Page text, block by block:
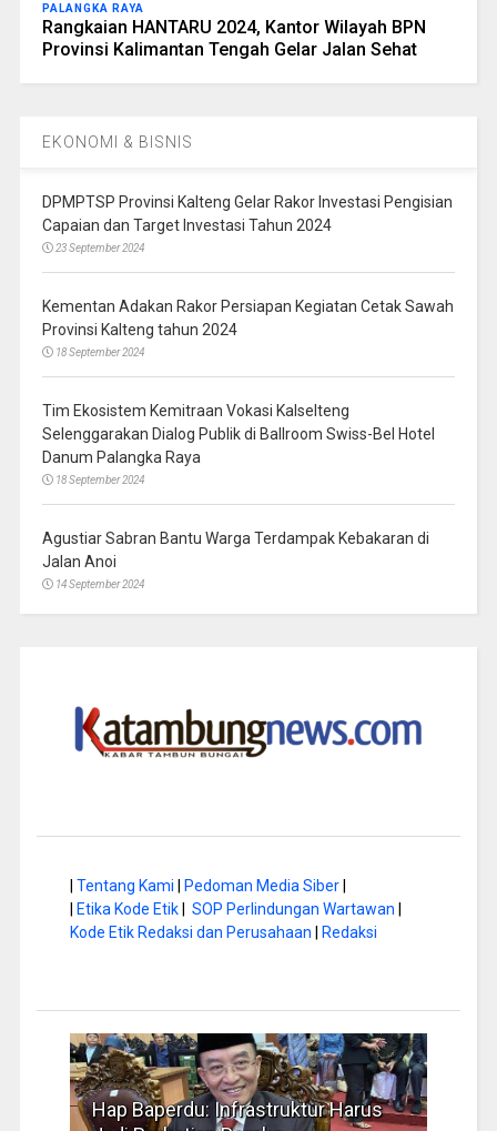
PALANGKA RAYA
Rangkaian HANTARU 2024, Kantor Wilayah BPN
Provinsi Kalimantan Tengah Gelar Jalan Sehat
EKONOMI & BISNIS
DPMPTSP Provinsi Kalteng Gelar Rakor Investasi Pengisian
Capaian dan Target Investasi Tahun 2024
23 September 2024
Kementan Adakan Rakor Persiapan Kegiatan Cetak Sawah
Provinsi Kalteng tahun 2024
18 September 2024
Tim Ekosistem Kemitraan Vokasi Kalselteng
Selenggarakan Dialog Publik di Ballroom Swiss-Bel Hotel
Danum Palangka Raya
18 September 2024
Agustiar Sabran Bantu Warga Terdampak Kebakaran di
Jalan Anoi
14 September 2024
| Tentang Kami | Pedoman Media Siber|
| Etika Kode Etik| SOP Perlindungan Wartawan |
Kode Etik Redaksi dan Perusahaan | Redaksi
Hap Baperdu: Infrastruktur Harus